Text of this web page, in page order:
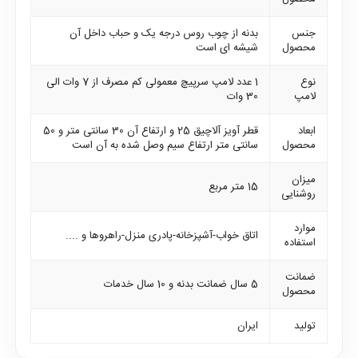
جنس
محصول
بدنه از چوب روس درجه یک و حباب داخل آن
شیشه ای است
نوع
لامپ
1 عدد لامپ سرپیچ معمولی کم مصرف از 7 وات الی
30 وات
ابعاد
محصول
قطر آویز آلاچیق 25 و ارتفاع آن 30 سانتی متر و 50
سانتی متر ارتفاع سیم وصل شده به آن است
میزان
روشنایی
15 متر مربع
موارد
استفاده
اتاق خواب-آشپزخانه-پادری منزل-راهروها و ....
ضمانت
محصول
5 سال ضمانت بدنه و 10 سال خدمات
تولید ایران